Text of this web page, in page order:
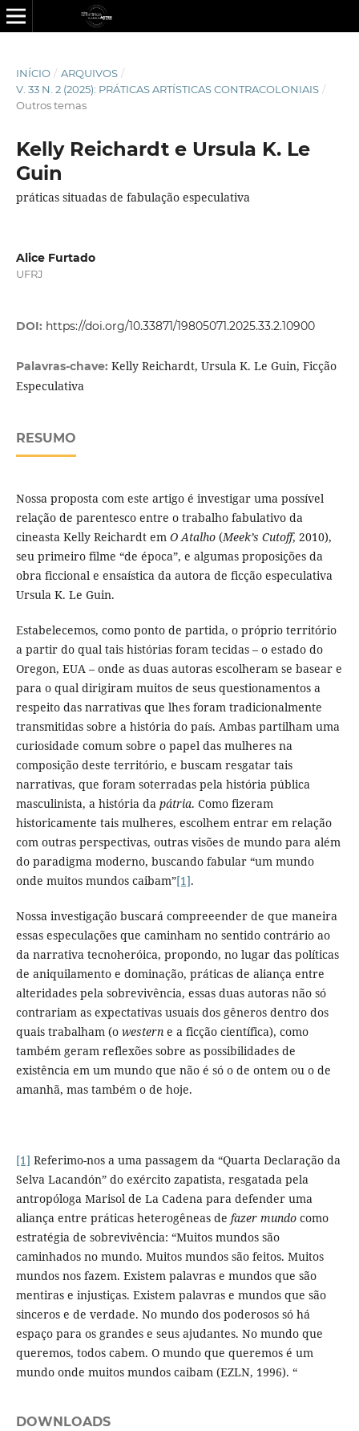
INÍCIO / ARQUIVOS /
V. 33 N. 2 (2025): PRÁTICAS ARTÍSTICAS CONTRACOLONIAIS /
Outros temas
Kelly Reichardt e Ursula K. Le
Guin
práticas situadas de fabulação especulativa
Alice Furtado
UFRJ
DOI: https://doi.org/10.33871/19805071.2025.33.2.10900
Palavras-chave: Kelly Reichardt, Ursula K. Le Guin, Ficção
Especulativa
RESUMO
Nossa proposta com este artigo é investigar uma possível
relação de parentesco entre o trabalho fabulativo da
cineasta Kelly Reichardt em O Atalho(Meek’s Cutoff, 2010),
seu primeiro filme “de época”, e algumas proposições da
obra ficcional e ensaística da autora de ficção especulativa
Ursula K. Le Guin.
Estabelecemos, como ponto de partida, o próprio território
a partir do qual tais histórias foram tecidas – o estado do
Oregon, EUA – onde as duas autoras escolheram se basear e
para o qual dirigiram muitos de seus questionamentos a
respeito das narrativas que lhes foram tradicionalmente
transmitidas sobre a história do país. Ambas partilham uma
curiosidade comum sobre o papel das mulheres na
composição deste território, e buscam resgatar tais
narrativas, que foram soterradas pela história pública
masculinista, a história da pátria. Como fizeram
historicamente tais mulheres, escolhem entrar em relação
com outras perspectivas, outras visões de mundo para além
do paradigma moderno, buscando fabular “um mundo
onde muitos mundos caibam”[1].
Nossa investigação buscará compreeender de que maneira
essas especulações que caminham no sentido contrário ao
da narrativa tecnoheróica, propondo, no lugar das políticas
de aniquilamento e dominação, práticas de aliança entre
alteridades pela sobrevivência, essas duas autoras não só
contrariam as expectativas usuais dos gêneros dentro dos
quais trabalham (o westerne a ficção científica), como
também geram reflexões sobre as possibilidades de
existência em um mundo que não é só o de ontem ou o de
amanhã, mas também o de hoje.
[1] Referimo-nos a uma passagem da “Quarta Declaração da
Selva Lacandón” do exército zapatista, resgatada pela
antropóloga Marisol de La Cadena para defender uma
aliança entre práticas heterogêneas de fazer mundocomo
estratégia de sobrevivência: “Muitos mundos são
caminhados no mundo. Muitos mundos são feitos. Muitos
mundos nos fazem. Existem palavras e mundos que são
mentiras e injustiças. Existem palavras e mundos que são
sinceros e de verdade. No mundo dos poderosos só há
espaço para os grandes e seus ajudantes. No mundo que
queremos, todos cabem. O mundo que queremos é um
mundo onde muitos mundos caibam (EZLN, 1996). “
DOWNLOADS